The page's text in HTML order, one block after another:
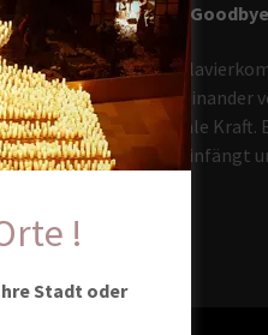
– Eine bewegende
und Neuanfang miteinander
Musik ihre emotionale Kraft.
des Lebens einfängt
!
Stadt oder